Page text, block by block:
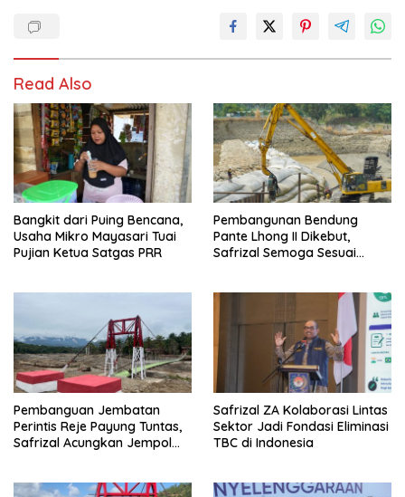
Read Also
Bangkit dari Puing Bencana,
Usaha Mikro Mayasari Tuai
Pujian Ketua Satgas PRR
Pembangunan Bendung
Pante Lhong II Dikebut,
Safrizal Semoga Sesuai
Pembanguan Jembatan
Perintis Reje Payung Tuntas,
Safrizal Acungkan Jempol
Safrizal ZA Kolaborasi Lintas
Sektor Jadi Fondasi Eliminasi
TBC di Indonesia